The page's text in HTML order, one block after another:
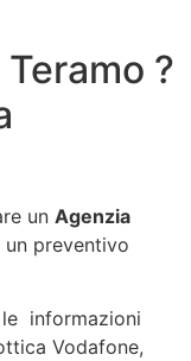
?
un Agenzia
preventivo
informazioni
Vodafone,